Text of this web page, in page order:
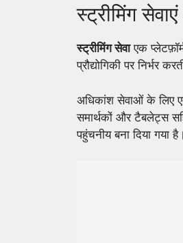
स्ट्रीमिंग
स्ट्रीमिंग सेवाएक
प्रौद्योगिकी पर निर्भर
अधिकांश सेवाओं के लिए
समार्थकों और टैबलेट्स
पहुंचनीय बना दिया गया है।